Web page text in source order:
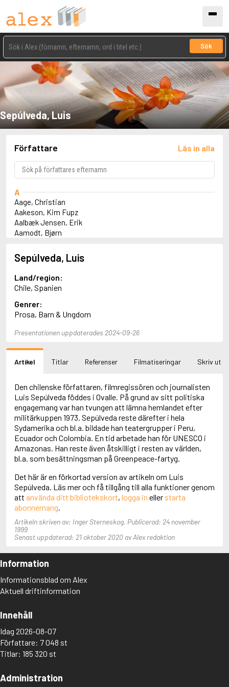
Sök
Sepúlveda, Luis
Författare Läs in alla
A
Aage, Christian
Aakeson, Kim Fupz
Aalbæk Jensen, Erik
Aamodt, Bjørn
Abbey, Kieran
Abbot, Anthony
Abbott, John
Abbott, Megan
Abdel-Fattah, Randa
Abdolah, Kader
Abé, Kobo
Abele, Inga
Aboulela, Leila
Abrahams, Peter (f. 1947)
Abrahamson, Emmy
Abse, Dannie
Abu-Jaber, Diana
Abulhawa, Susan
Aburas, Lone
Achebe, Chinua
Achmatova, Anna
Ackebo, Lena
Acker, Kathy
Ackroyd, Peter
Adam de la Halle
Adamov, Arthur
Adams, Douglas
Adams, Herbert
Adams, Richard
Adbåge, Emma
Adbåge, Lisen
Adelborg, Ottilia
Adiga, Aravind
Adler-Olsen, Jussi
Adlerbeth, Gudmund Jöran
Adnan, Etel
Adolfsson, Eva
Adolfsson, Gunnar
Adolfsson, Josefine
Sepúlveda, Luis
Land/region:
Chile, Spanien
Genrer:
Prosa, Barn & Ungdom
Presentationen uppdaterades 2024-09-26
Artikel Titlar Referenser Filmatiseringar Skriv ut
Den chilenske författaren, filmregissören och journalisten
Luis Sepúlveda föddes i Ovalle. På grund av sitt politiska
engagemang var han tvungen att lämna hemlandet efter
militärkuppen 1973. Sepúlveda reste därefter i hela
Sydamerika och bl.a. bildade han teatergrupper i Peru,
Ecuador och Colombia. En tid arbetade han för UNESCO i
Amazonas. Han reste även åtskilligt i resten av världen,
bl.a. som besättningsman på Greenpeace-fartyg.
Det här är en förkortad version av artikeln om Luis
Sepúlveda. Läs mer och få tillgång till alla funktioner genom
att använda ditt bibliotekskort, logga in eller starta
abonnemang.
Artikeln skriven av: Inger Sterneskog. Publicerad: 24 november
1999
Senast uppdaterad: 21 oktober 2020 av Alex redaktion
Information
Informationsblad om Alex
Aktuell driftinformation
Innehåll
Idag 2026-08-07
Författare: 7 048 st
Titlar: 185 320 st
Administration